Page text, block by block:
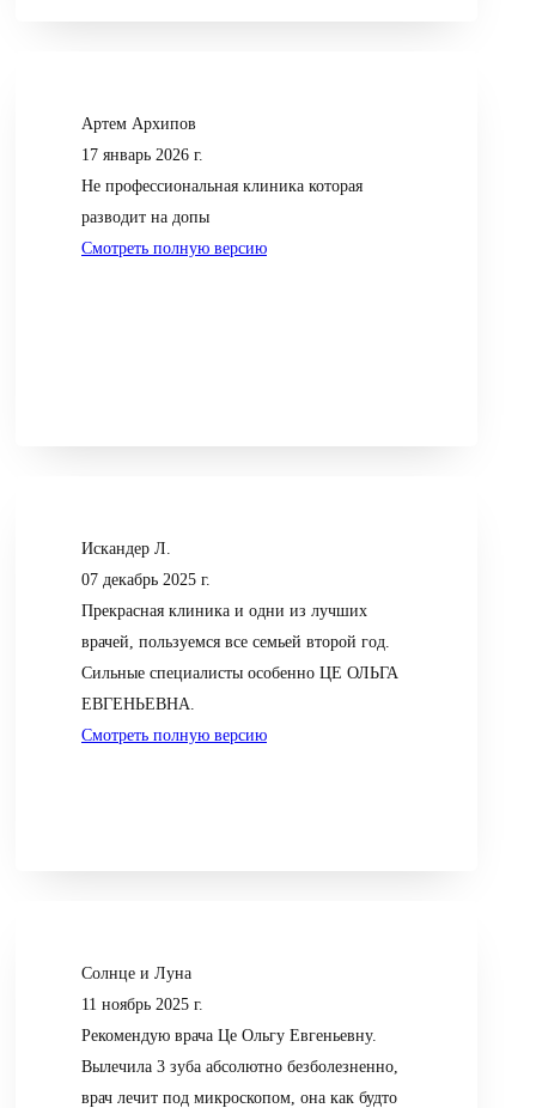
Артем Архипов
17 январь 2026 г.
Не профессиональная клиника которая
разводит на допы
Смотреть полную версию
Искандер Л.
07 декабрь 2025 г.
Прекрасная клиника и одни из лучших
врачей, пользуемся все семьей второй год.
Сильные специалисты особенно ЦЕ ОЛЬГА
ЕВГЕНЬЕВНА.
Смотреть полную версию
Солнце и Луна
11 ноябрь 2025 г.
Рекомендую врача Це Ольгу Евгеньевну.
Вылечила 3 зуба абсолютно безболезненно,
врач лечит под микроскопом, она как будто